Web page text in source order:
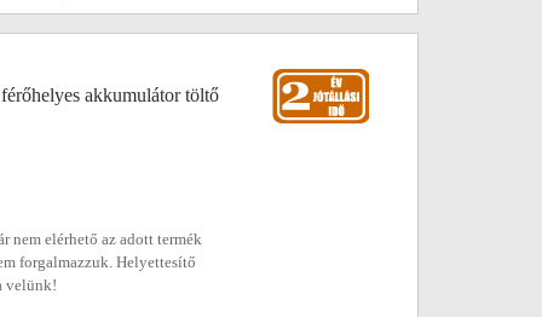
akkumulátor töltő
nem elérhető az adott termék
forgalmazzuk. Helyettesítő
velünk!